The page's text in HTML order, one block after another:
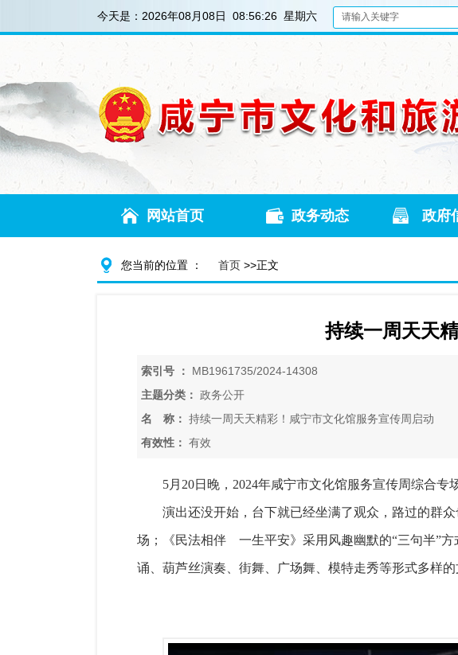
今天是： 2026年08月08日 08:56:27 星期六
网站首页 政务动态 政府
您当前的位置 ： 首页 >>正文
持续一周天天
索引号 ： MB1961735/2024-14308
主题分类： 政务公开
名 称： 持续一周天天精彩！咸宁市文化馆服务宣传周启动
有效性： 有效
5月20日晚，2024年咸宁市文化馆服务宣传周综合专
演出还没开始，台下就已经坐满了观众，路过的群
场；《民法相伴 一生平安》采用风趣幽默的“三句半”
诵、葫芦丝演奏、街舞、广场舞、模特走秀等形式多样